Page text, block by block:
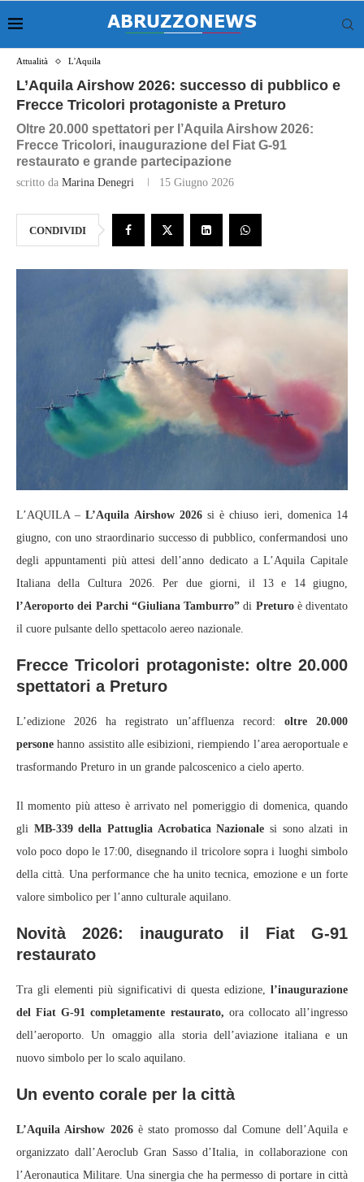
Attualità L'Aquila
L’Aquila Airshow 2026: successo di pubblico e
Frecce Tricolori protagoniste a Preturo
Oltre 20.000 spettatori per l’Aquila Airshow 2026:
Frecce Tricolori, inaugurazione del Fiat G‑91
restaurato e grande partecipazione
scritto da Marina Denegri 15 Giugno 2026
CONDIVIDI
L’AQUILA –L’Aquila Airshow 2026si è chiuso ieri, domenica 14
giugno, con uno straordinario successo di pubblico, confermandosi uno
degli appuntamenti più attesi dell’anno dedicato a L’Aquila Capitale
Italiana della Cultura 2026. Per due giorni, il 13 e 14 giugno,
l’Aeroporto dei Parchi “Giuliana Tamburro” di Preturoè diventato
il cuore pulsante dello spettacolo aereo nazionale.
Frecce Tricolori protagoniste: oltre 20.000
spettatori a Preturo
L’edizione 2026 ha registrato un’affluenza record: oltre 20.000
persone hanno assistito alle esibizioni, riempiendo l’area aeroportuale e
trasformando Preturo in un grande palcoscenico a cielo aperto.
Il momento più atteso è arrivato nel pomeriggio di domenica, quando
gli MB‑339 della Pattuglia Acrobatica Nazionale si sono alzati in
volo poco dopo le 17:00, disegnando il tricolore sopra i luoghi simbolo
della città. Una performance che ha unito tecnica, emozione e un forte
valore simbolico per l’anno culturale aquilano.
Novità 2026: inaugurato il Fiat G‑91
restaurato
Tra gli elementi più significativi di questa edizione, l’inaugurazione
del Fiat G‑91 completamente restaurato, ora collocato all’ingresso
dell’aeroporto. Un omaggio alla storia dell’aviazione italiana e un
nuovo simbolo per lo scalo aquilano.
Un evento corale per la città
L’Aquila Airshow 2026è stato promosso dal Comune dell’Aquila e
organizzato dall’Aeroclub Gran Sasso d’Italia, in collaborazione con
l’Aeronautica Militare. Una sinergia che ha permesso di portare in città